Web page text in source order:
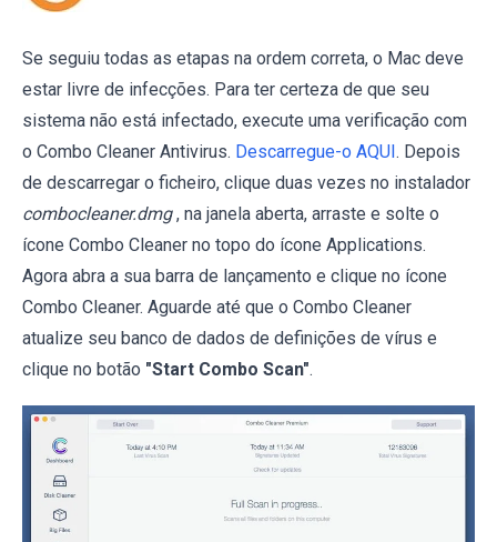
Se seguiu todas as etapas na ordem correta, o Mac deve
estar livre de infecções. Para ter certeza de que seu
sistema não está infectado, execute uma verificação com
o Combo Cleaner Antivirus. Descarregue-o AQUI. Depois
de descarregar o ficheiro, clique duas vezes no instalador
combocleaner.dmg , na janela aberta, arraste e solte o
ícone Combo Cleaner no topo do ícone Applications.
Agora abra a sua barra de lançamento e clique no ícone
Combo Cleaner. Aguarde até que o Combo Cleaner
atualize seu banco de dados de definições de vírus e
clique no botão "Start Combo Scan".